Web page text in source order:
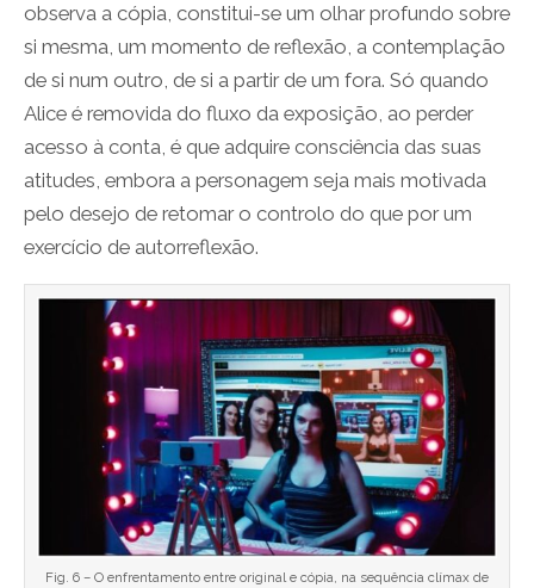
observa a cópia, constitui-se um olhar profundo sobre
si mesma, um momento de reflexão, a contemplação
de si num outro, de si a partir de um fora. Só quando
Alice é removida do fluxo da exposição, ao perder
acesso à conta, é que adquire consciência das suas
atitudes, embora a personagem seja mais motivada
pelo desejo de retomar o controlo do que por um
exercício de autorreflexão.
Fig. 6 – O enfrentamento entre original e cópia, na sequência clímax de